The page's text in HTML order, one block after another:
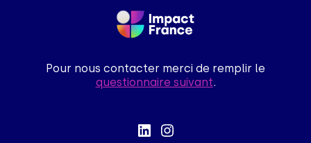
Pour nous contacter merci de remplir le
questionnaire suivant.